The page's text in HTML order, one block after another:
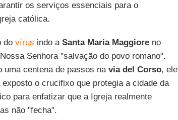
os serviços essenciais para o
católica.
do vírus indo a Santa Maria Maggioreno
Senhora "salvação do povo romano".
uma centena de passos na via del Corso, ele
exposto o crucifixo que protegia a cidade da
para enfatizar que a Igreja realmente
não "fecha".